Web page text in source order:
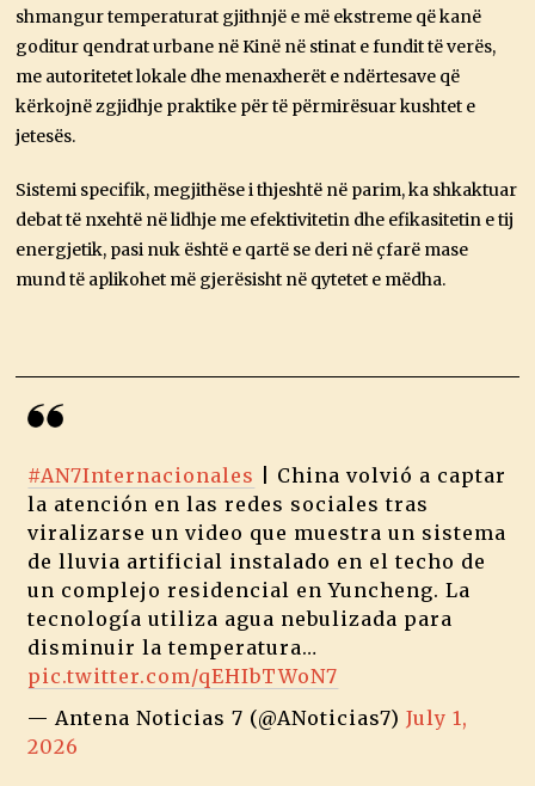
shmangur temperaturat gjithnjë e më ekstreme që kanë
goditur qendrat urbane në Kinë në stinat e fundit të verës,
me autoritetet lokale dhe menaxherët e ndërtesave që
kërkojnë zgjidhje praktike për të përmirësuar kushtet e
jetesës.
Sistemi specifik, megjithëse i thjeshtë në parim, ka shkaktuar
debat të nxehtë në lidhje me efektivitetin dhe efikasitetin e tij
energjetik, pasi nuk është e qartë se deri në çfarë mase
mund të aplikohet më gjerësisht në qytetet e mëdha.
#AN7Internacionales
| China volvió a captar
la atención en las redes sociales tras
viralizarse un video que muestra un sistema
de lluvia artificial instalado en el techo de
un complejo residencial en Yuncheng. La
tecnología utiliza agua nebulizada para
disminuir la temperatura…
pic.twitter.com/qEHIbTWoN7
— Antena Noticias 7 (@ANoticias7)July 1,
2026